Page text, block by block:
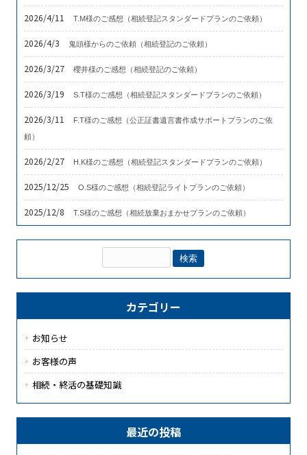
2026/4/11 T.M様のご感想（相続登記スタンダードプランのご依頼）
2026/4/3 鬼頭様からのご依頼（相続登記のご依頼）
2026/3/27 櫻井様のご感想（相続登記のご依頼）
2026/3/19 S.T様のご感想（相続登記スタンダードプランのご依頼）
2026/3/11
F.T様のご感想（公正証書遺言書作成サポートプランのご依
頼）
2026/2/27 H.K様のご感想（相続登記スタンダードプランのご依頼）
2025/12/25 O.S様のご感想（相続登記ライトプランのご依頼）
2025/12/8 T.S様のご感想（相続放棄おまかせプランのご依頼）
カテゴリー
お知らせ
お客様の声
相続・終活の基礎知識
最近の投稿